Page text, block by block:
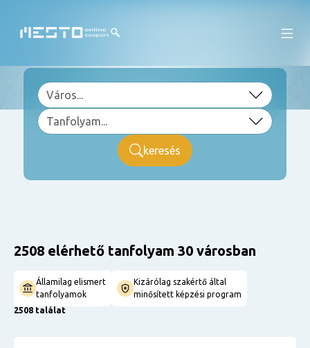
keresés
2508 elérhető tanfolyam 30 városban
Államilag elismert
tanfolyamok
Kizárólag szakértő által
minősített képzési program
2508 találat